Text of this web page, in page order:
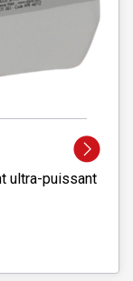
ultra-puissant